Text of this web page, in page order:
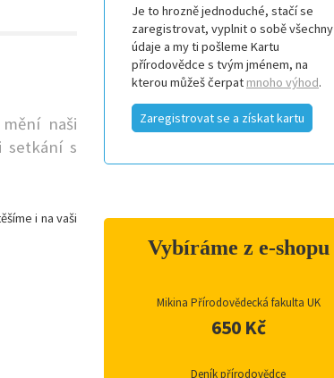
naši
setkání s
i na vaši
Je to hrozně jednoduché, stačí se
zaregistrovat, vyplnit o sobě všechny
údaje a my ti pošleme Kartu
přírodovědce s tvým jménem, na
kterou můžeš čerpat mnoho výhod.
Zaregistrovat se a získat kartu
Vybíráme z e-shopu
Mikina Přírodovědecká fakulta UK
650 Kč
Deník přírodovědce